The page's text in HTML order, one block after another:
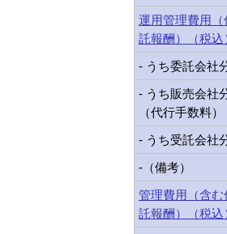
運用管理費用（
託報酬）（税込
- うち委託会社
- うち販売会社
（代行手数料）
- うち受託会社
-（備考）
管理費用（含む
託報酬）（税込